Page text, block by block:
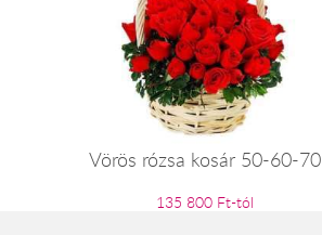
Vörös rózsa kosár 50-60-70
135 800 Ft-tól